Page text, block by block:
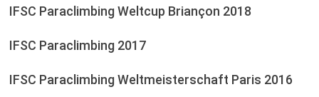
IFSC Paraclimbing Weltcup Briançon 2018
IFSC Paraclimbing 2017
IFSC Paraclimbing Weltmeisterschaft Paris 2016